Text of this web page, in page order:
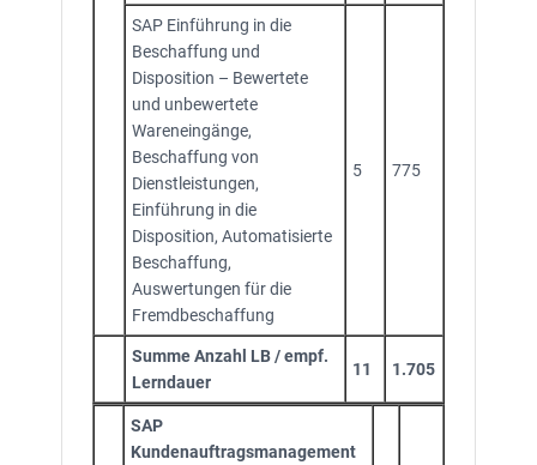
SAP Einführung in die
Beschaffung und
Disposition – Bewertete
und unbewertete
Wareneingänge,
Beschaffung von
Dienstleistungen,
Einführung in die
Disposition, Automatisierte
Beschaffung,
Auswertungen für die
Fremdbeschaffung
5 775
Summe Anzahl LB / empf.
Lerndauer
11 1.705
SAP
Kundenauftragsmanagement